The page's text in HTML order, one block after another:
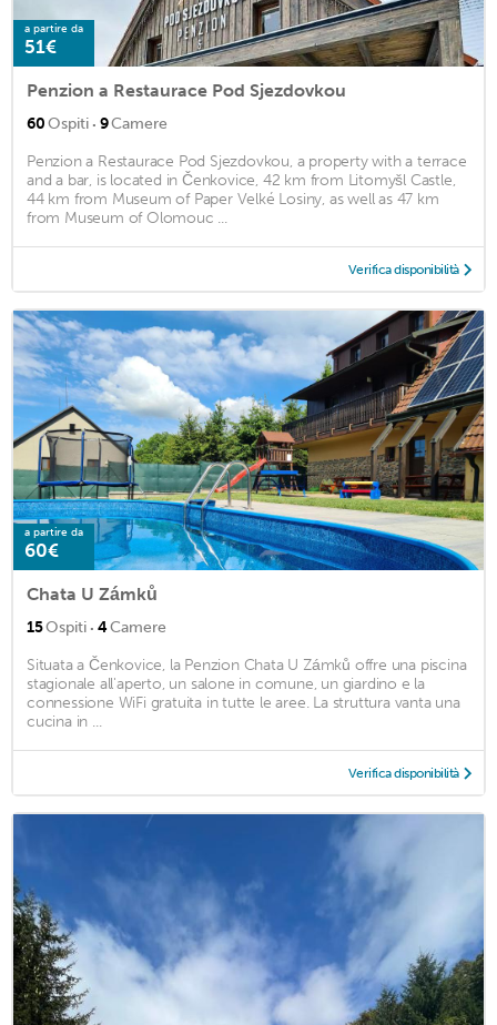
a partire da
51€
Penzion a Restaurace Pod Sjezdovkou
60Ospiti · 9Camere
Penzion a Restaurace Pod Sjezdovkou, a property with a terrace
and a bar, is located in Čenkovice, 42 km from Litomyšl Castle,
44 km from Museum of Paper Velké Losiny, as well as 47 km
from Museum of Olomouc ...
Verifica disponibilità
a partire da
60€
Chata U Zámků
15Ospiti · 4Camere
Situata a Čenkovice, la Penzion Chata U Zámků offre una piscina
stagionale all'aperto, un salone in comune, un giardino e la
connessione WiFi gratuita in tutte le aree. La struttura vanta una
cucina in ...
Verifica disponibilità